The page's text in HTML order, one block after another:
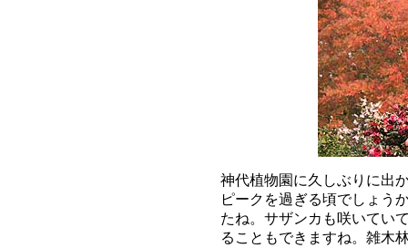
神代植物園に久しぶりに出
ピークを過ぎる頃でしょう
たね。サザンカも咲いてい
ることもできますね。雑木